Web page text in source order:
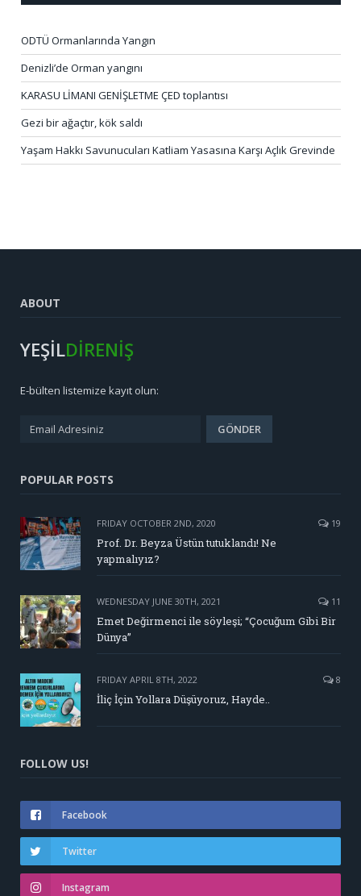
ODTÜ Ormanlarında Yangın
Denizli’de Orman yangını
KARASU LİMANI GENİŞLETME ÇED toplantısı
Gezi bir ağaçtır, kök saldı
Yaşam Hakkı Savunucuları Katliam Yasasına Karşı Açlık Grevinde
ABOUT
YEŞİLDİRENİŞ
E-bülten listemize kayıt olun:
POPULAR POSTS
FRIDAY OCTOBER 2ND, 2020 19
Prof. Dr. Beyza Üstün tutuklandı! Ne
yapmalıyız?
WEDNESDAY JUNE 30TH, 2021 11
Emet Değirmenci ile söyleşi; “Çocuğum Gibi Bir
Dünya”
FRIDAY APRIL 8TH, 2022 8
İliç İçin Yollara Düşüyoruz, Hayde..
FOLLOW US!
Facebook
Twitter
Instagram